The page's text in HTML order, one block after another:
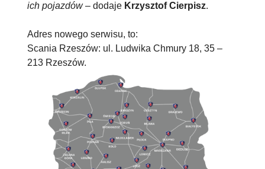
ich pojazdów– dodaje Krzysztof Cierpisz.
Adres nowego serwisu, to:
Scania Rzeszów: ul. Ludwika Chmury 18, 35 –
213 Rzeszów.